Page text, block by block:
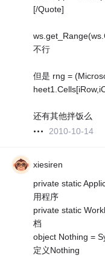
[/Quote]
不行
但是 rng =
还有其他拌饭么
2010-10-14
xiesiren
private static
用程序
private static
档
object Nothing =
定义Nothing